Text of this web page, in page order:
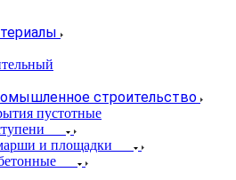
строительство
пустотные
и площадки